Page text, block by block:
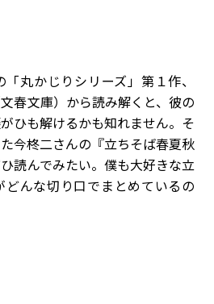
丸かじりシリーズ」第１作、
春文庫）から読み解くと、彼の
ひも解けるかも知れません。そ
今柊二さんの『立ちそば春夏秋
読んでみたい。僕も大好きな立
どんな切り口でまとめているの